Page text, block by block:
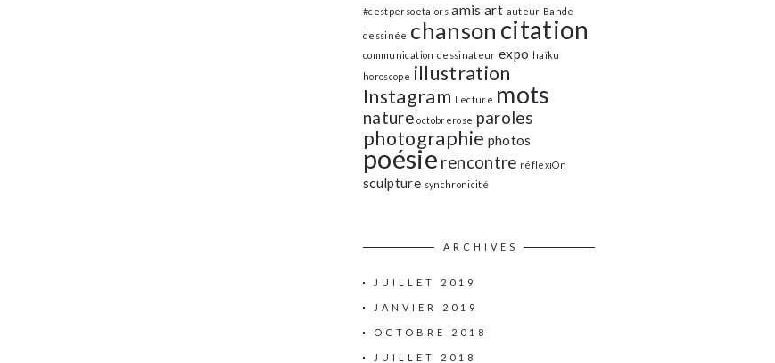
#cestpersoetalors amis art auteur Bande
dessinée chanson citation
communication dessinateur expo haïku
horoscope illustration
Instagram Lecture mots
nature octobrerose paroles
photographie photos
poésie rencontre réflexiOn
sculpture synchronicité
ARCHIVES
JUILLET 2019
JANVIER 2019
OCTOBRE 2018
JUILLET 2018